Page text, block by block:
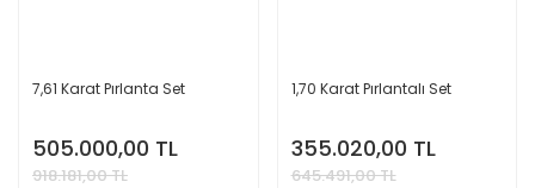
7,61 Karat Pırlanta Set
505.000,00 TL
918.181,00 TL
1,70 Karat Pırlantalı Set
355.020,00 TL
645.491,00 TL